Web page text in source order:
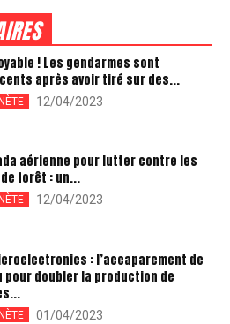
! Les gendarmes sont
après avoir tiré sur des...
12/04/2023
aérienne pour lutter contre les
forêt : un...
12/04/2023
: l’accaparement de
pour doubler la production de
01/04/2023